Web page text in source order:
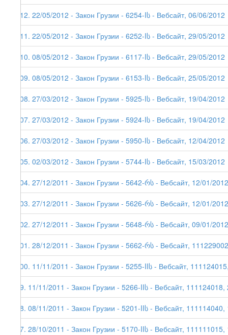
112. 22/05/2012 - Закон Грузии - 6254-Iს - Вебсайт, 06/06/2012
111. 22/05/2012 - Закон Грузии - 6252-Iს - Вебсайт, 29/05/2012
110. 08/05/2012 - Закон Грузии - 6117-Iს - Вебсайт, 29/05/2012
109. 08/05/2012 - Закон Грузии - 6153-Iს - Вебсайт, 25/05/2012
108. 27/03/2012 - Закон Грузии - 5925-Iს - Вебсайт, 19/04/2012
107. 27/03/2012 - Закон Грузии - 5924-Iს - Вебсайт, 19/04/2012
106. 27/03/2012 - Закон Грузии - 5950-Iს - Вебсайт, 12/04/2012
105. 02/03/2012 - Закон Грузии - 5744-Iს - Вебсайт, 15/03/2012
104. 27/12/2011 - Закон Грузии - 5642-რს - Вебсайт, 12/01/2012
103. 27/12/2011 - Закон Грузии - 5626-რს - Вебсайт, 12/01/2012
102. 27/12/2011 - Закон Грузии - 5648-რს - Вебсайт, 09/01/2012
101. 28/12/2011 - Закон Грузии - 5662-რს - Вебсайт,
100. 11/11/2011 - Закон Грузии - 5255-IIს - Вебсайт,
99. 11/11/2011 - Закон Грузии - 5266-IIს - Вебсайт,
98. 08/11/2011 - Закон Грузии - 5201-IIს - Вебсайт,
97. 28/10/2011 - Закон Грузии - 5170-IIს - Вебсайт,